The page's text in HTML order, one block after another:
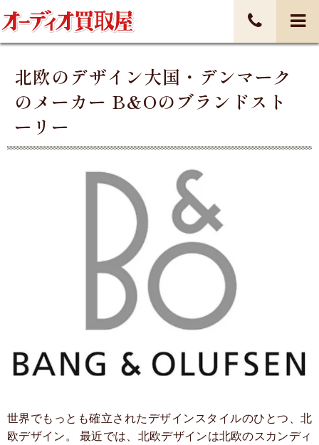
北欧のデザイン大国・デンマーク
のメーカー B&Oのブランドスト
ーリー
世界でもっとも確立されたデザインスタイルのひとつ、北
欧デザイン。
最近では、北欧デザインは北欧のスカンディ